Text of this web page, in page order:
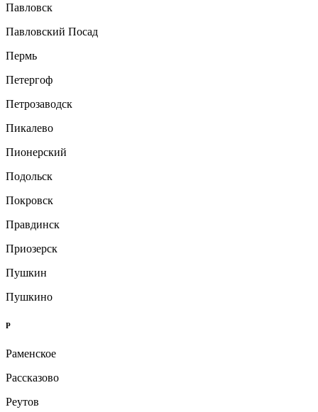
Павловск
Павловский Посад
Пермь
Петергоф
Петрозаводск
Пикалево
Пионерский
Подольск
Покровск
Правдинск
Приозерск
Пушкин
Пушкино
Р
Раменское
Рассказово
Реутов